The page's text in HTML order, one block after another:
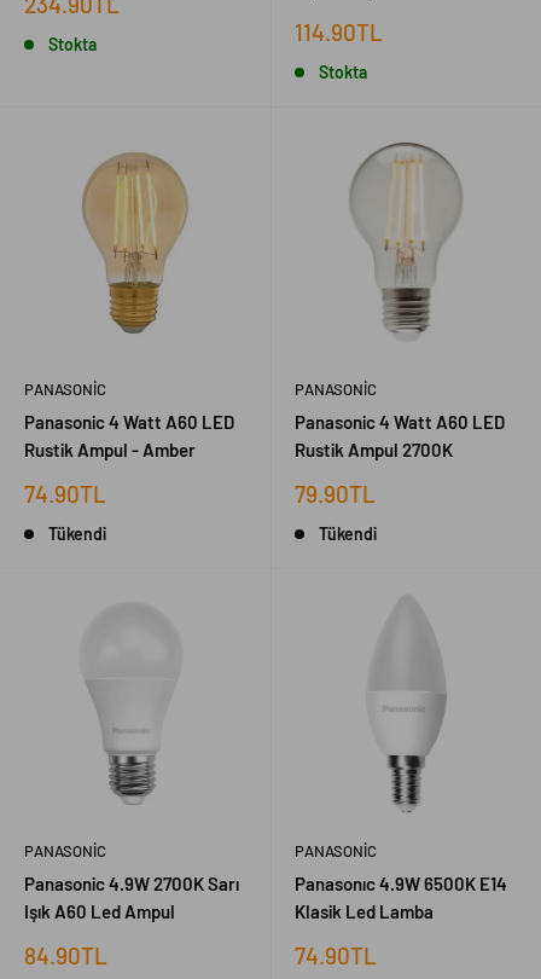
Stokta
İndirimli
114.90TL
Stokta
PANASONIC
Panasonic 4 Watt A60 LED
Rustik Ampul - Amber
İndirimli
74.90TL
Tükendi
PANASONIC
Panasonic 4 Watt A60 LED
Rustik Ampul 2700K
İndirimli
79.90TL
Tükendi
PANASONIC
Panasonic 4.9W 2700K Sarı
Işık A60 Led Ampul
İndirimli
84.90TL
PANASONIC
Panasonıc 4.9W 6500K E14
Klasik Led Lamba
İndirimli
74.90TL